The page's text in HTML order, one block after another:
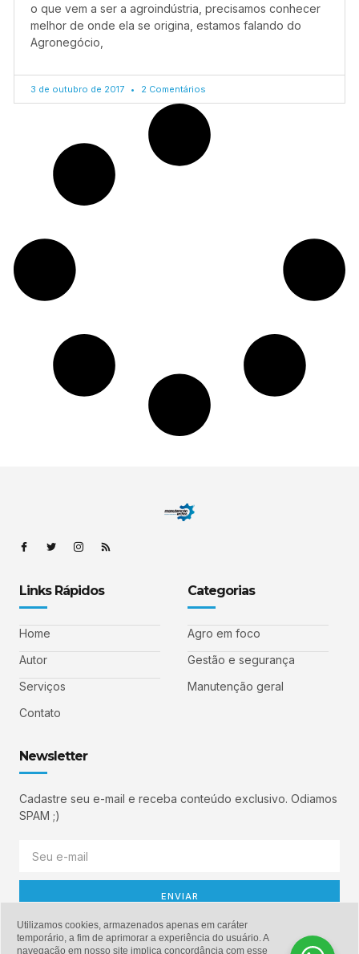
o que vem a ser a agroindústria, precisamos conhecer
melhor de onde ela se origina, estamos falando do
Agronegócio,
3 de outubro de 2017 2 Comentários
Links Rápidos
Home
Autor
Serviços
Contato
Categorias
Agro em foco
Gestão e segurança
Manutenção geral
Newsletter
Cadastre seu e-mail e receba conteúdo exclusivo. Odiamos
SPAM ;)
ENVIAR
Utilizamos cookies, armazenados apenas em caráter
temporário, a fim de aprimorar a experiência do usuário. A
navegação em nosso site implica concordância com esse